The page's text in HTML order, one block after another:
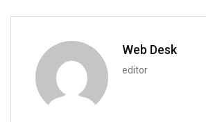
Web Desk
editor